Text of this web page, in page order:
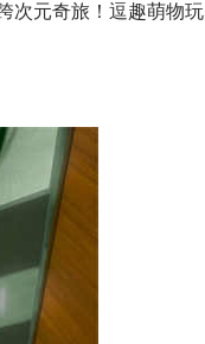
次元奇旅！逗趣萌物玩